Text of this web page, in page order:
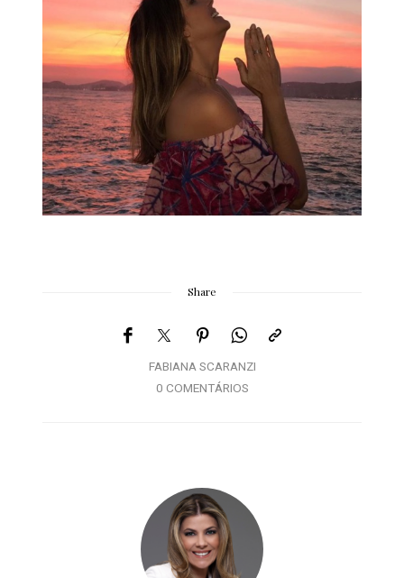
Share
FABIANA SCARANZI
0 COMENTÁRIOS